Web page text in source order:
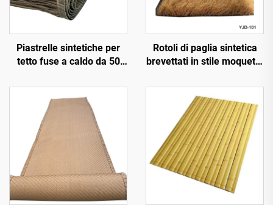
Piastrelle sintetiche per
tetto fuse a caldo da 50
fuoco migliorata
Rotoli di paglia sintetica
brevettati in stile moquette
per installazione rapida